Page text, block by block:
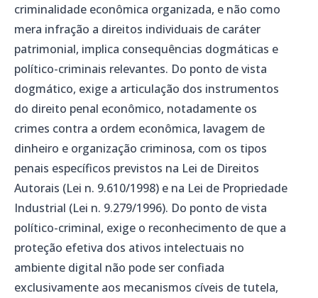
criminalidade econômica organizada, e não como
mera infração a direitos individuais de caráter
patrimonial, implica consequências dogmáticas e
político-criminais relevantes. Do ponto de vista
dogmático, exige a articulação dos instrumentos
do direito penal econômico, notadamente os
crimes contra a ordem econômica, lavagem de
dinheiro e organização criminosa, com os tipos
penais específicos previstos na Lei de Direitos
Autorais (Lei n. 9.610/1998) e na Lei de Propriedade
Industrial (Lei n. 9.279/1996). Do ponto de vista
político-criminal, exige o reconhecimento de que a
proteção efetiva dos ativos intelectuais no
ambiente digital não pode ser confiada
exclusivamente aos mecanismos cíveis de tutela,